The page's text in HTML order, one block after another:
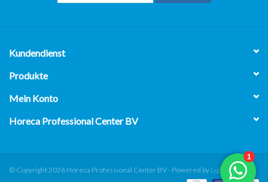
Kundendienst
Produkte
Mein Konto
Horeca Professional Center BV
© Copyright 2026 Horeca Professional Center BV - Powered by Lightspeed